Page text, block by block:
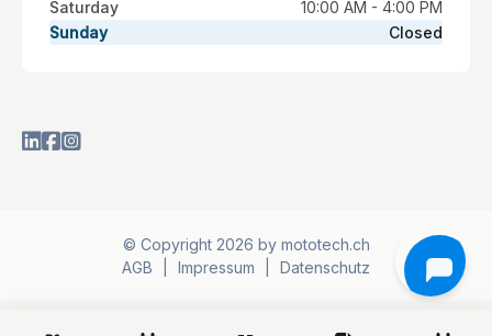
Saturday
10:00 AM - 4:00 PM
Sunday
Closed
© Copyright 2026 by mototech.ch
AGB
Impressum Datenschutz